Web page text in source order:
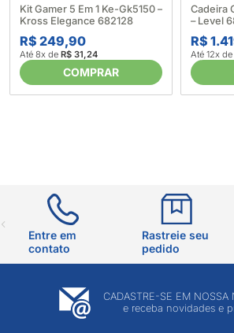
Kit Gamer 5 Em 1 Ke-Gk5150 –
Kross Elegance 682128
R$ 249,90
Até 8x de R$ 31,24
COMPRAR
Cadeira
– Level
R$
Até 12x de
Entre em
contato
Rastreie seu
pedido
CADASTRE-SE EM NOSSA
e receba novidades e